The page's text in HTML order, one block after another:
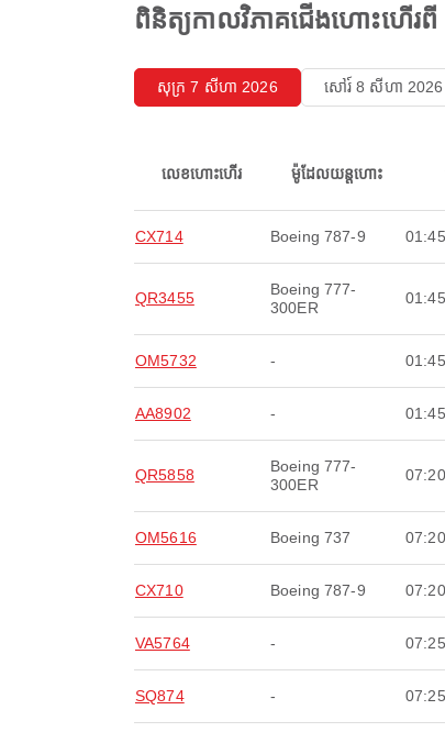
ពិនិត្យកាលវិភាគជើងហោះហើ
សុក្រ 7 សីហា 2026 សៅរ៍ 8 សីហា 2026
លេខហោះហើរ ម៉ូដែលយន្តហោះ
CX714 Boeing 787-9 01:45
QR3455
Boeing 777-
300ER
01:45
OM5732 - 01:45
AA8902 - 01:45
QR5858
Boeing 777-
300ER
07:20
OM5616 Boeing 737 07:20
CX710 Boeing 787-9 07:20
VA5764 - 07:25
SQ874 - 07:25